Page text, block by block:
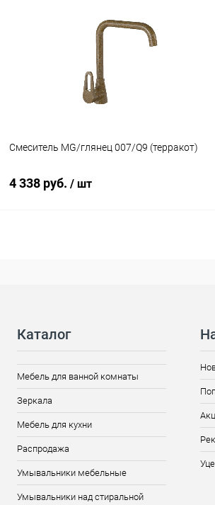
Смеситель MG/глянец 007/Q9 (терракот)
4 338 руб. / шт
Каталог
Мебель для ванной комнаты
Зеркала
Мебель для кухни
Распродажа
Умывальники мебельные
Умывальники над стиральной